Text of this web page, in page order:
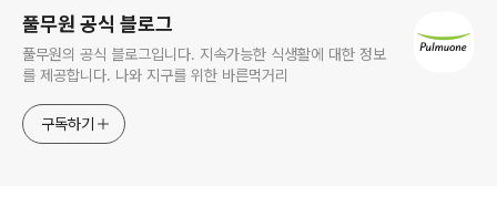
풀무원 공식 블로그
풀무원의 공식 블로그입니다. 지속가능한 식생활에 대한 정보
를 제공합니다. 나와 지구를 위한 바른먹거리
구독하기